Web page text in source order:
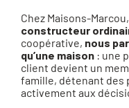
Chez Maisons-Marcou,
constructeur
coopérative, nous
qu’une maison : une
client devient un
famille, détenant des
activement aux